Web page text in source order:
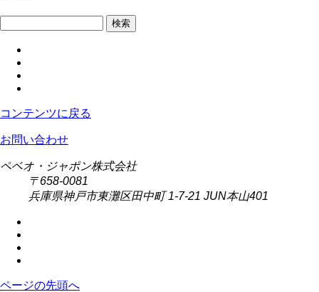
検索
コンテンツに戻る
お問い合わせ
ペベオ・ジャポン株式会社
〒658-0081
兵庫県神戸市東灘区田中町 1-7-21 JUN本山401
ページの先頭へ